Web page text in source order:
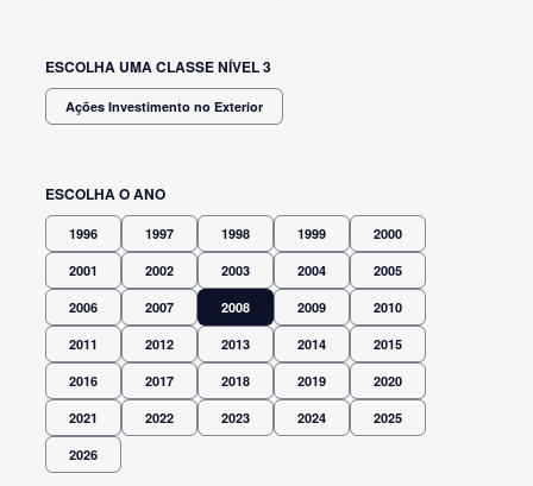
ESCOLHA UMA CLASSE NÍVEL 3
Ações Investimento no Exterior
ESCOLHA O ANO
1996 1997 1998 1999 2000
2001 2002 2003 2004 2005
2006 2007 2008 2009 2010
2011 2012 2013 2014 2015
2016 2017 2018 2019 2020
2021 2022 2023 2024 2025
2026